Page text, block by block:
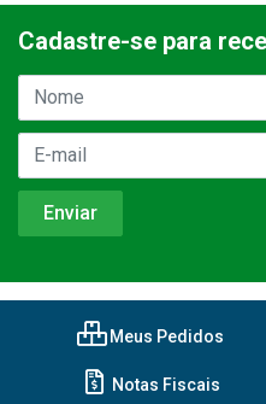
Cadastre-se para
Meus Pedidos
Notas Fiscais